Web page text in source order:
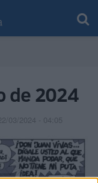
de 2024
22/03/2024 - 04:05